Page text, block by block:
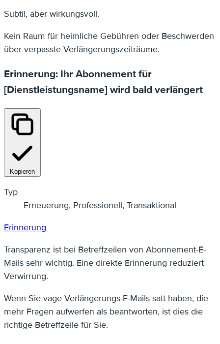
Subtil, aber wirkungsvoll.
Kein Raum für heimliche Gebühren oder Beschwerden
über verpasste Verlängerungszeiträume.
Erinnerung: Ihr Abonnement für
[Dienstleistungsname] wird bald verlängert
Kopieren
Typ
Erneuerung, Professionell, Transaktional
Erinnerung
Transparenz ist bei Betreffzeilen von Abonnement-E-
Mails sehr wichtig. Eine direkte Erinnerung reduziert
Verwirrung.
Wenn Sie vage Verlängerungs-E-Mails satt haben, die
mehr Fragen aufwerfen als beantworten, ist dies die
richtige Betreffzeile für Sie.